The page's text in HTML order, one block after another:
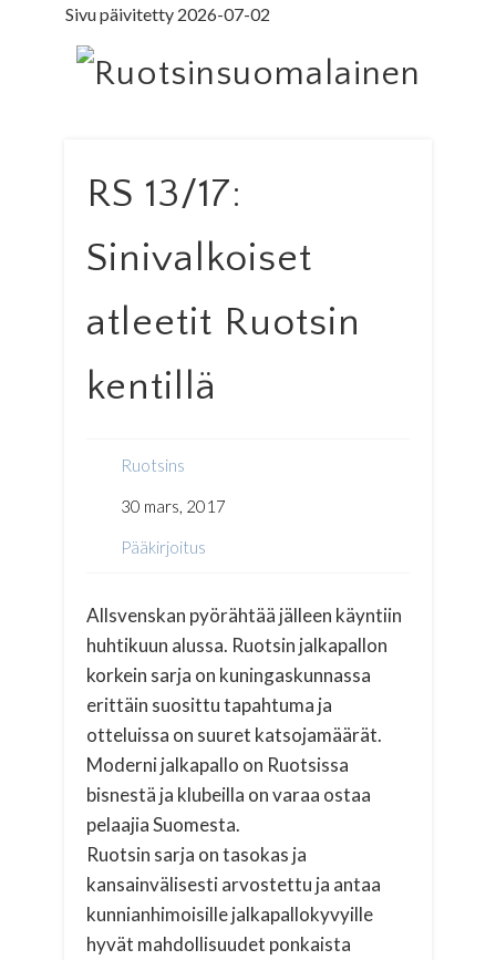
Sivu päivitetty 2026-07-02
ETUSIVU
PÄÄKIRJOITUS
MINNE MENNÄ
ILMOITUSOSASTO
LEHTITILAUS
NETTILEHTI
LEDARE PÅ SVENSKA
YHTEYSTIEDOT
RS 13/17:
Sinivalkoiset
atleetit Ruotsin
kentillä
Ruotsins
30 mars, 2017
Pääkirjoitus
Allsvenskan pyörähtää jälleen käyntiin
huhtikuun alussa. Ruotsin jalkapallon
korkein sarja on kuningaskunnassa
erittäin suosittu tapahtuma ja
otteluissa on suuret katsojamäärät.
Moderni jalkapallo on Ruotsissa
bisnestä ja klubeilla on varaa ostaa
pelaajia Suomesta.
Ruotsin sarja on tasokas ja
kansainvälisesti arvostettu ja antaa
kunnianhimoisille jalkapallokyvyille
hyvät mahdollisuudet ponkaista